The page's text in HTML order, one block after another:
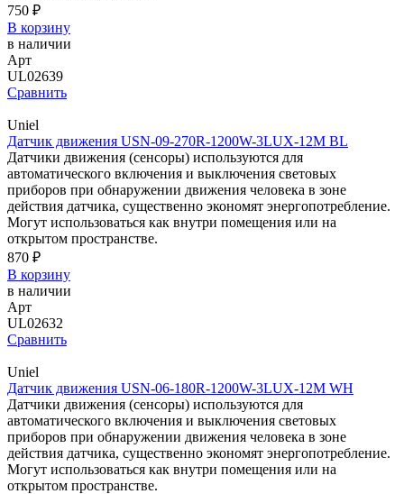
750 ₽
В корзину
в наличии
Арт
UL02639
Сравнить
Uniel
Датчик движения USN-09-270R-1200W-3LUX-12M BL
Датчики движения (сенсоры) используются для
автоматического включения и выключения световых
приборов при обнаружении движения человека в зоне
действия датчика, существенно экономят энергопотребление.
Могут использоваться как внутри помещения или на
открытом пространстве.
870 ₽
В корзину
в наличии
Арт
UL02632
Сравнить
Uniel
Датчик движения USN-06-180R-1200W-3LUX-12M WH
Датчики движения (сенсоры) используются для
автоматического включения и выключения световых
приборов при обнаружении движения человека в зоне
действия датчика, существенно экономят энергопотребление.
Могут использоваться как внутри помещения или на
открытом пространстве.